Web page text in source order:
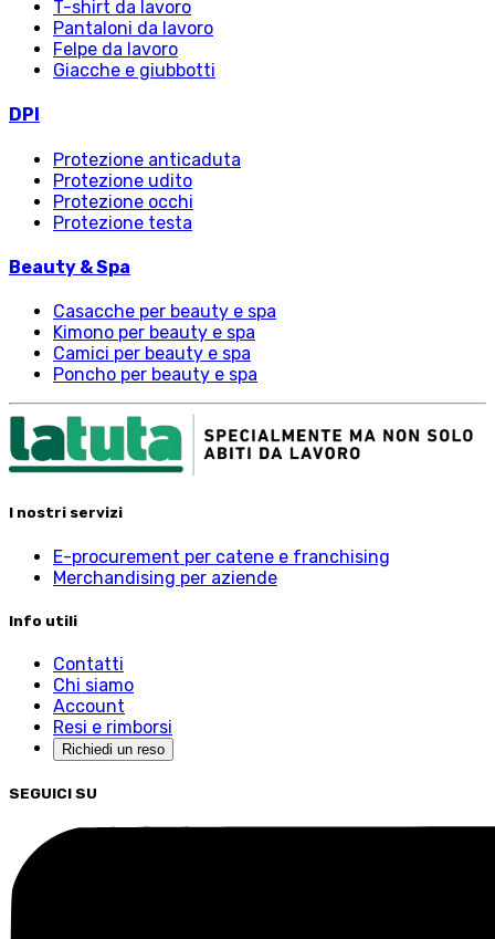
T-shirt da lavoro
Pantaloni da lavoro
Felpe da lavoro
Giacche e giubbotti
DPI
Protezione anticaduta
Protezione udito
Protezione occhi
Protezione testa
Beauty & Spa
Casacche per beauty e spa
Kimono per beauty e spa
Camici per beauty e spa
Poncho per beauty e spa
I nostri servizi
E-procurement per catene e franchising
Merchandising per aziende
Info utili
Contatti
Chi siamo
Account
Resi e rimborsi
Richiedi un reso
SEGUICI SU